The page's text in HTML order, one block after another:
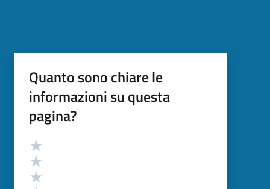
Quanto sono chiare le
informazioni su questa
pagina?
Valutazione